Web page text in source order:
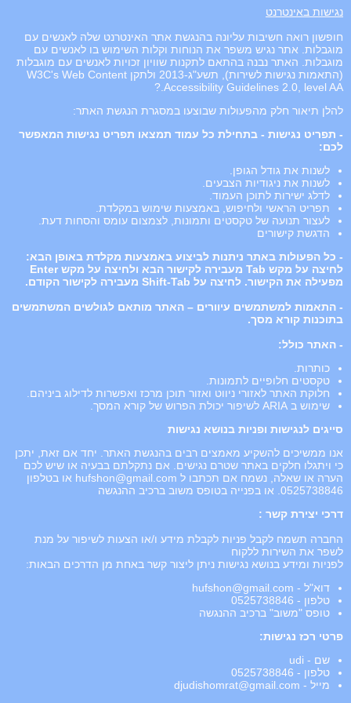
נגישות באינטרנט
חופשון רואה חשיבות עליונה בהנגשת אתר האינטרנט שלה לאנשים עם
מוגבלות. אתר נגיש משפר את הנוחות וקלות השימוש בו לאנשים עם
מוגבלות. האתר נבנה בהתאם לתקנות שוויון זכויות לאנשים עם מוגבלות
(התאמות נגישות לשירות), תשע"ג-2013 ולתקן W3C's Web Content
Accessibility Guidelines 2.0, level AA.?
להלן תיאור חלק מהפעולות שבוצעו במסגרת הנגשת האתר:
- תפריט נגישות - בתחילת כל עמוד תמצאו תפריט נגישות המאפשר
לכם:
לשנות את גודל הגופן.
לשנות את ניגודיות הצבעים.
לדלג ישירות לתוכן העמוד.
תפריט הראשי ולחיפוש, באמצעות שימוש במקלדת.
לעצור תנועה של טקסטים ותמונות, לצמצום עומס והסחות דעת.
הדגשת קישורים
- כל הפעולות באתר ניתנות לביצוע באמצעות מקלדת באופן הבא:
לחיצה על מקש Tab מעבירה לקישור הבא ולחיצה על מקש Enter
מפעילה את הקישור. לחיצה על Shift-Tab מעבירה לקישור הקודם.
- התאמות למשתמשים עיוורים – האתר מותאם לגולשים המשתמשים
בתוכנות קורא מסך.
- האתר כולל:
כותרות.
טקסטים חלופיים לתמונות.
חלוקת האתר לאזורי ניווט ואזור תוכן מרכז ואפשרות לדילוג ביניהם.
שימוש ב ARIA לשיפור יכולת הפרוש של קורא המסך.
סייגים לנגישות ופניות בנושא נגישות
אנו ממשיכים להשקיע מאמצים רבים בהנגשת האתר. יחד אם זאת, יתכן
כי ויתגלו חלקים באתר שטרם נגישים. אם נתקלתם בבעיה או שיש לכם
הערה או שאלה, נשמח אם תכתבו ל hufshon@gmail.com או בטלפון
0525738846. או בפנייה בטופס משוב ברכיב ההנגשה
דרכי יצירת קשר :
החברה תשמח לקבל פניות לקבלת מידע ו/או הצעות לשיפור על מנת
לשפר את השירות ללקוח
לפניות ומידע בנושא נגישות ניתן ליצור קשר באחת מן הדרכים הבאות:
דוא"ל - hufshon@gmail.com
טלפון - 0525738846
טופס "משוב" ברכיב ההנגשה
פרטי רכז נגישות:
שם - udi
טלפון - 0525738846
מייל - djudishomrat@gmail.com